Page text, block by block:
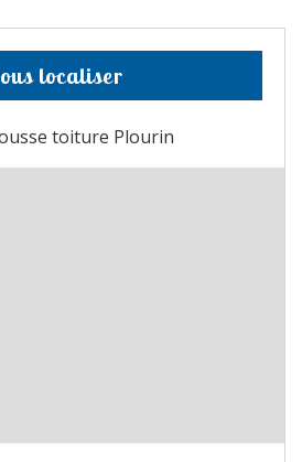
localiser
toiture Plourin